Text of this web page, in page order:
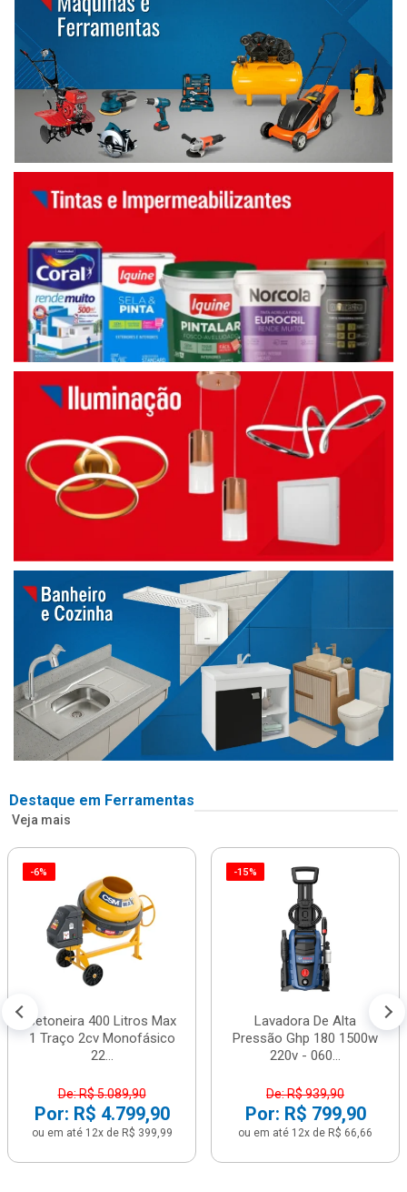
Destaque em Ferramentas
Veja mais
-6%
Betoneira 400 Litros Max
1 Traço 2cv Monofásico
22...
De: R$ 5.089,90
Por: R$ 4.799,90
ou em até 12x de R$ 399,99
-15%
Lavadora De Alta
Pressão Ghp 180 1500w
220v - 060...
De: R$ 939,90
Por: R$ 799,90
ou em até 12x de R$ 66,66